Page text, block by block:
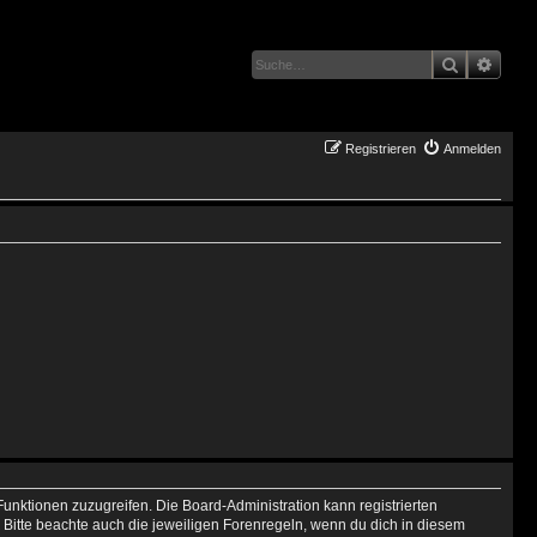
Suche
Anmelden
Registrieren
zuzugreifen. Die Board-Administration kann registrierten
beachte auch die jeweiligen Forenregeln, wenn du dich in diesem